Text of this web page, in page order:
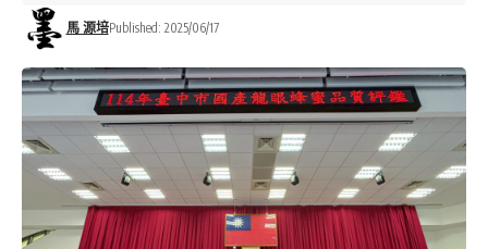
馬 源培Published: 2025/06/17